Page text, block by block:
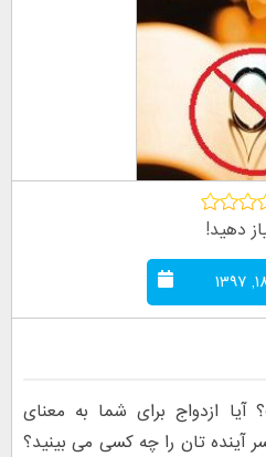
دهید!
ازدواج برای شما به معنای
تان را چه کسی می بینید؟